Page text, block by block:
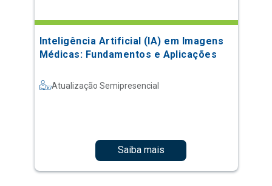
Inteligência Artificial (IA) em Imagens
Médicas: Fundamentos e Aplicações
Atualização Semipresencial
Saiba mais